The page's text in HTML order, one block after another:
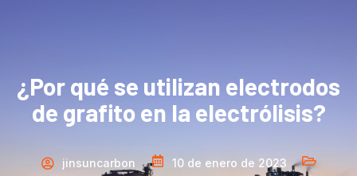
¿Por qué se utilizan electrodos
de grafito en la electrólisis?
jinsuncarbon
10 de enero de 2023